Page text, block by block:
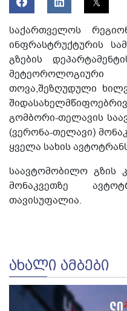
საქართველოს
ინფრასტრუქტურის
გზების
თოვა,შეზღუდული
გომბორი-თელავის
(ვერონა-თელავი)
ყველა სახის
საავტომობილო გზის
მონაკვეთზე
თავისუფალია.
ᲐᲮᲐᲚᲘ ᲐᲛᲑᲔᲑᲘ